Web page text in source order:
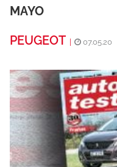
MAYO
PEUGEOT | 07.05.20